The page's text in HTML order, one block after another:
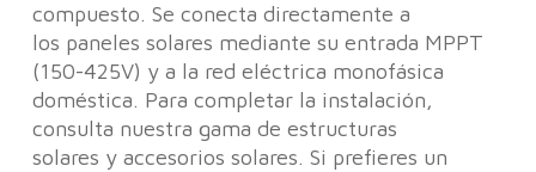
compuesto. Se conecta directamente a
los paneles solares mediante su entrada MPPT
(150-425V) y a la red eléctrica monofásica
doméstica. Para completar la instalación,
consulta nuestra gama de estructuras
solares y accesorios solares. Si prefieres un